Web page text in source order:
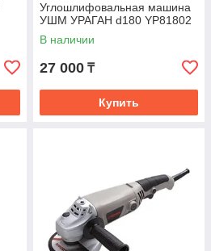
Углошлифовальная машина
УШМ УРАГАН d180 YP81802
В наличии
27 000 ₸
Купить